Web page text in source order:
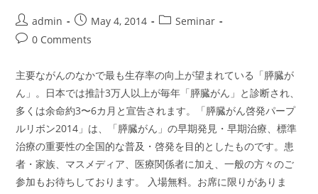
プ
セ
ミ
ナ
ー
2014
In
和
歌
山
Post
author:
admin
Post
published:
May 4, 2014
PostSeminar
Post0 Comments
主要ながんのなかで最も生存率の向上が望まれている「膵臓が
ん」。日本では推計3万人以上が毎年「膵臓がん」と診断され、
多くは余命約3〜6カ月と宣告されます。「膵臓がん啓発パープ
ルリボン2014」は、「膵臓がん」の早期発見・早期治療、標準
治療の重要性の全国的な普及・啓発を目的としたものです。患
者・家族、マスメディア、医療関係者に加え、一般の方々のご
参加もお待ちしております。 入場無料。お席に限りがありま